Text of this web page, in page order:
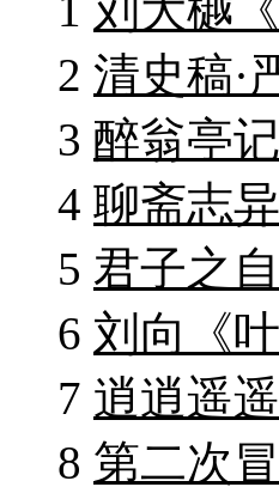
2 清史稿·
3 醉翁亭
4 聊斋志
5 君子之
6 刘向《
7 逍逍遥
8 第二次